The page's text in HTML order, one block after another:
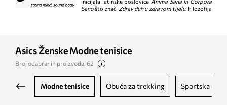
Sanošto znači Zdrav duh u zdravom tijelu. Filozofija
Asics Ženske Modne tenisice
Broj odabranih proizvoda: 62
modne tenisice obuća za trekking sportska